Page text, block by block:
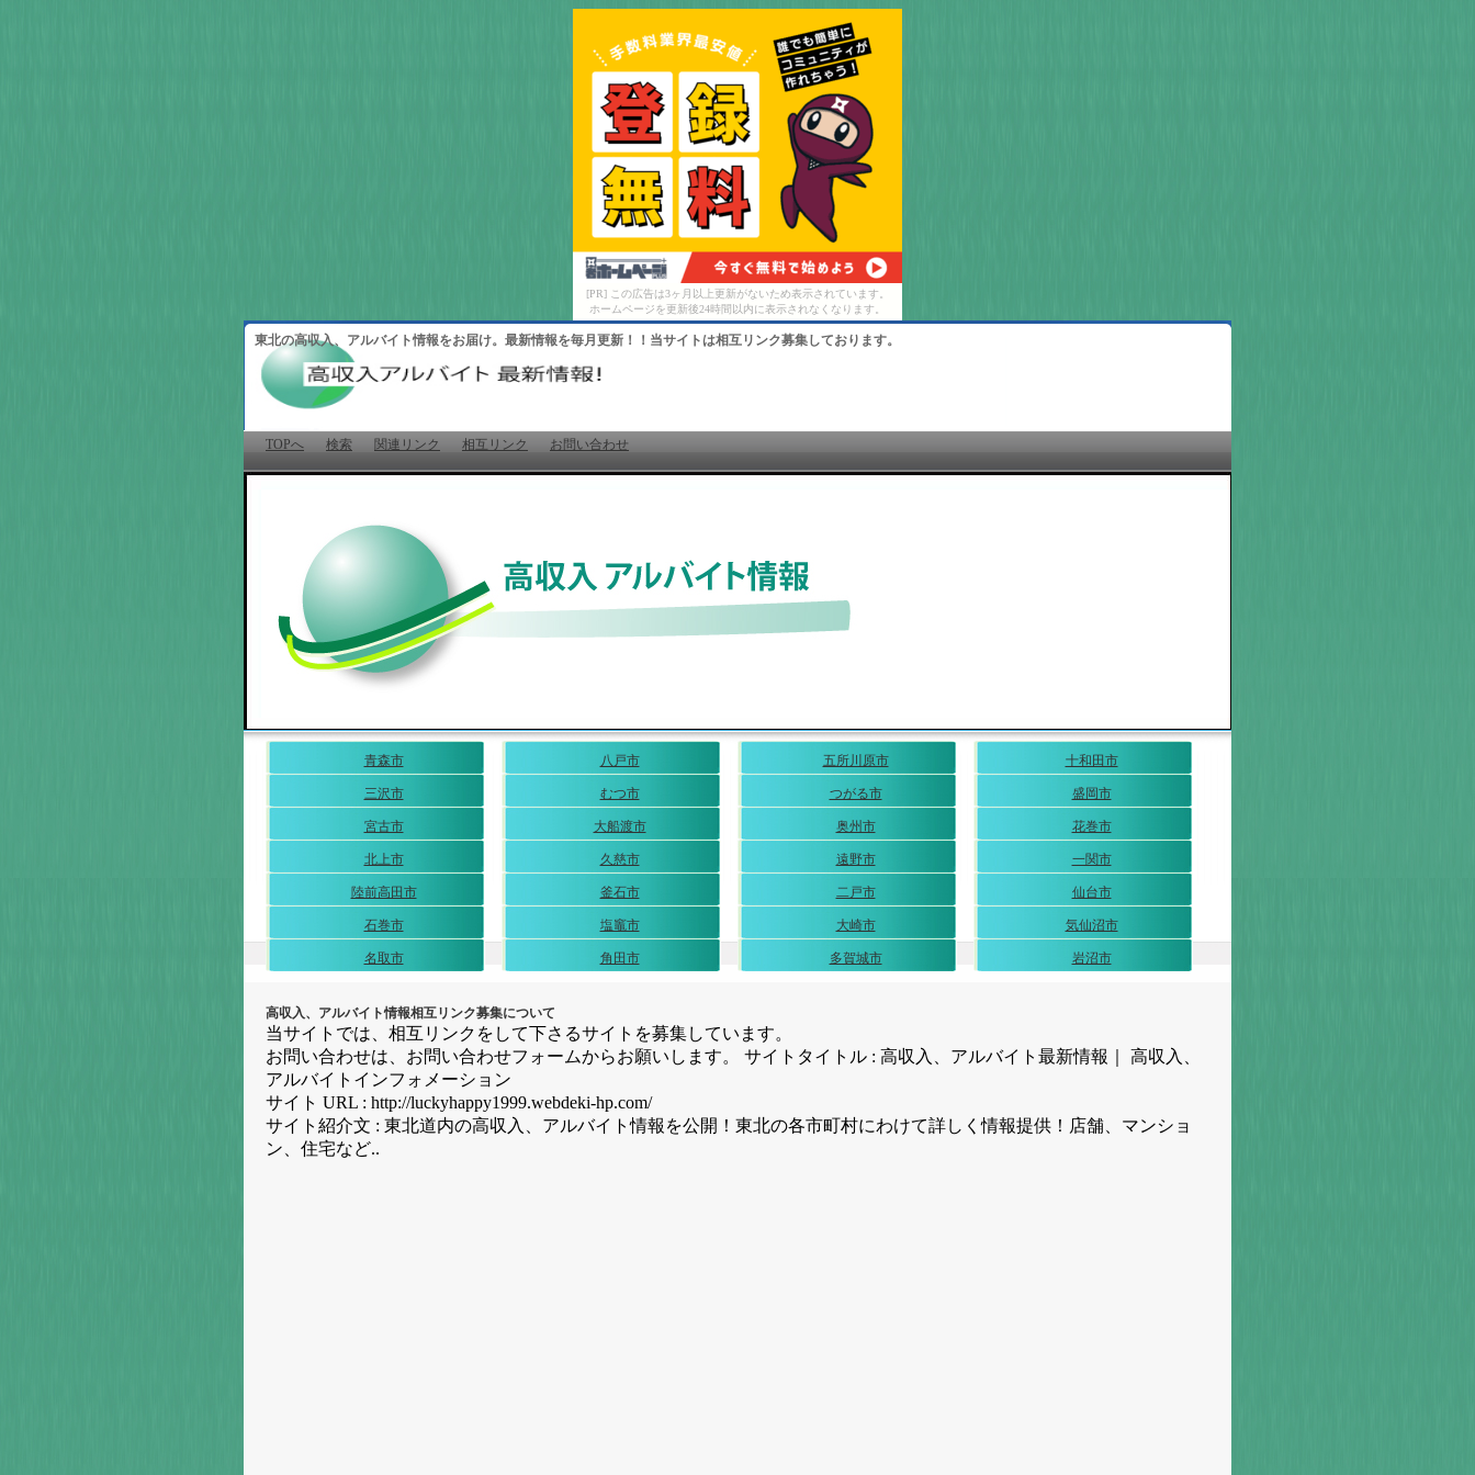
[PR] この広告は3ヶ月以上更新がないため表示されています。
ホームページを更新後24時間以内に表示されなくなります。
東北の高収入、アルバイト情報をお届け。最新情報を毎月更新！！当サイトは相互リンク募集しております。
TOPへ 検索 関連リンク 相互リンク お問い合わせ
青森市 八戸市 五所川原市 十和田市
三沢市 むつ市 つがる市 盛岡市
宮古市 大船渡市 奥州市 花巻市
北上市 久慈市 遠野市 一関市
陸前高田市 釜石市 二戸市 仙台市
石巻市 塩竈市 大崎市 気仙沼市
名取市 角田市 多賀城市 岩沼市
高収入、アルバイト情報相互リンク募集について
当サイトでは、相互リンクをして下さるサイトを募集しています。
お問い合わせは、お問い合わせフォームからお願いします。 サイトタイトル : 高収入、アルバイト最新情報｜ 高収入、
アルバイトインフォメーション
サイト URL : http://luckyhappy1999.webdeki-hp.com/
サイト紹介文 : 東北道内の高収入、アルバイト情報を公開！東北の各市町村にわけて詳しく情報提供！店舗、マンショ
ン、住宅など..